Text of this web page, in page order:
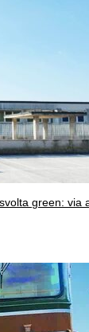
green: via